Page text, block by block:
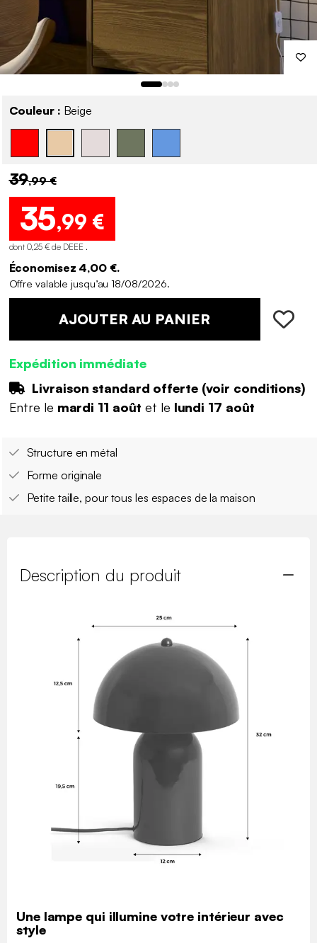
Couleur : Beige
39,99 €
35,99 €
dont 0,25 € de DEEE .
Économisez 4,00 €.
Offre valable jusqu’au 18/08/2026.
AJOUTER AU PANIER
Expédition immédiate
Livraison standard offerte (voir conditions)
Entre le mardi 11 août et le lundi 17 août
Structure en métal
Forme originale
Petite taille, pour tous les espaces de la maison
Description du produit
Une lampe qui illumine votre intérieur avec
style